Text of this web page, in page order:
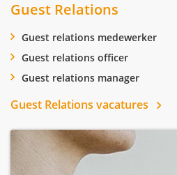
Guest Relations
Guest relations medewerker
Guest relations officer
Guest relations manager
Guest Relations vacatures